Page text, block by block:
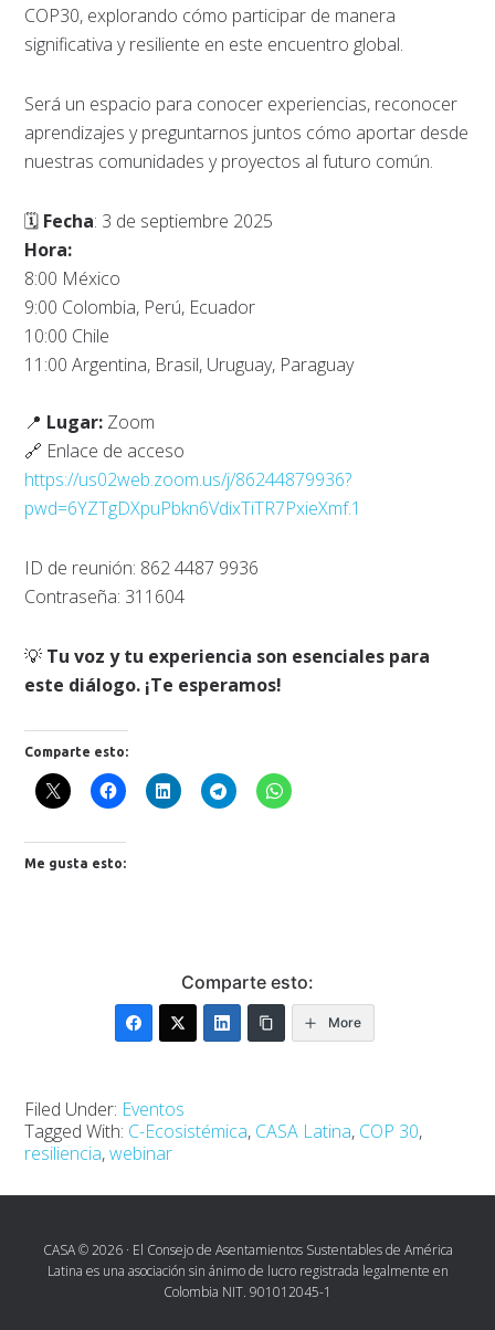
COP30, explorando cómo participar de manera
significativa y resiliente en este encuentro global.
Será un espacio para conocer experiencias, reconocer
aprendizajes y preguntarnos juntos cómo aportar desde
nuestras comunidades y proyectos al futuro común.
🗓 Fecha: 3 de septiembre 2025
Hora:
8:00 México
9:00 Colombia, Perú, Ecuador
10:00 Chile
11:00 Argentina, Brasil, Uruguay, Paraguay
📍 Lugar: Zoom
🔗 Enlace de acceso
https://us02web.zoom.us/j/86244879936?
pwd=6YZTgDXpuPbkn6VdixTiTR7PxieXmf.1
ID de reunión: 862 4487 9936
Contraseña: 311604
💡 Tu voz y tu experiencia son esenciales para
este diálogo. ¡Te esperamos!
Comparte esto:
Me gusta esto:
Comparte esto:
More
Filed Under: Eventos
Tagged With: C-Ecosistémica, CASA Latina, COP 30,
resiliencia,webinar
CASA © 2026 · El Consejo de Asentamientos Sustentables de América
Latina es una asociación sin ánimo de lucro registrada legalmente en
Colombia NIT. 901012045-1